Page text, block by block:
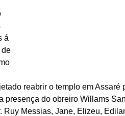
á
de
reabrir o templo em Assaré
presença do obreiro Willams
Ruy Messias, Jane, Elizeu,